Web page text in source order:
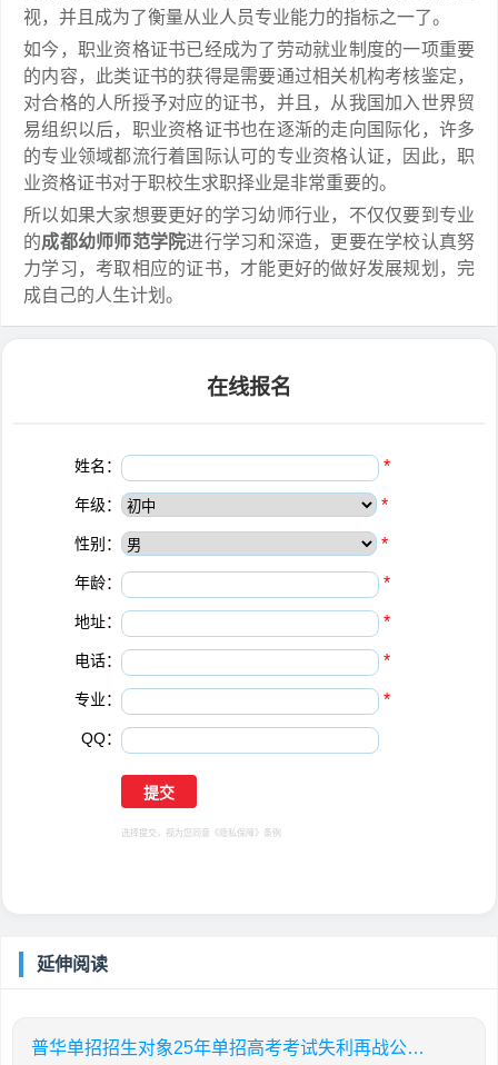
视，并且成为了衡量从业人员专业能力的指标之一了。
如今，职业资格证书已经成为了劳动就业制度的一项重要
的内容，此类证书的获得是需要通过相关机构考核鉴定，
对合格的人所授予对应的证书，并且，从我国加入世界贸
易组织以后，职业资格证书也在逐渐的走向国际化，许多
的专业领域都流行着国际认可的专业资格认证，因此，职
业资格证书对于职校生求职择业是非常重要的。
所以如果大家想要更好的学习幼师行业，不仅仅要到专业
的成都幼师师范学院进行学习和深造，更要在学校认真努
力学习，考取相应的证书，才能更好的做好发展规划，完
成自己的人生计划。
在线报名
姓名： *
年级： *
性别： *
年龄： *
地址： *
电话： *
专业： *
QQ：
选择提交，视为您同意 《隐私保障》 条例
延伸阅读
普华单招招生对象25年单招高考考试失利再战公办院校考生